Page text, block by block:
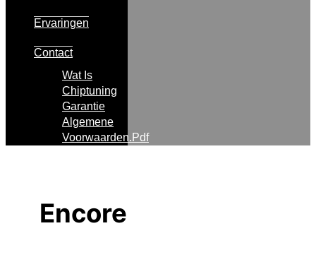
Ervaringen
Contact
Wat Is
Chiptuning
Garantie
Algemene
Voorwaarden.pdf
Encore